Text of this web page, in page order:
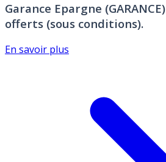
Garance Epargne (GARANCE)
offerts (sous conditions).
En savoir plus